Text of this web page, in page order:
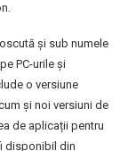
și sub numele
PC-urile și
o versiune
și noi versiuni de
de aplicații pentru
disponibil din